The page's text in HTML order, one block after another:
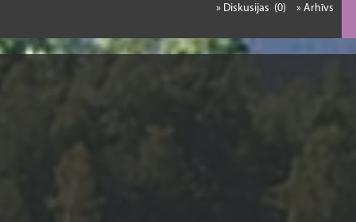
» Arhīvs
» Diskusijas (0)